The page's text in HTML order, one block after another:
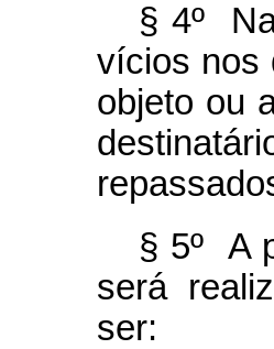
§ 4º
vícios nos
objeto ou
§ 5º A
será
ser: